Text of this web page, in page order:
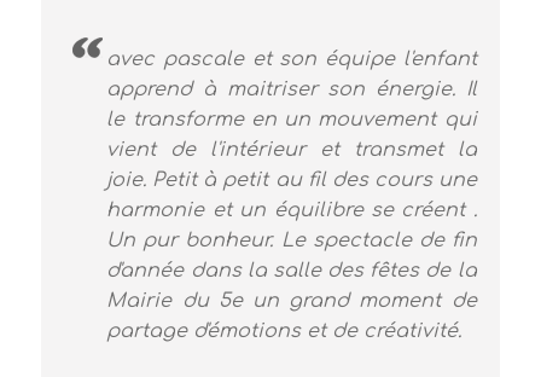
avec pascale et son équipe l'enfant
apprend à maitriser son énergie. Il
le transforme en un mouvement qui
vient de l'intérieur et transmet la
joie. Petit à petit au fil des cours une
harmonie et un équilibre se créent .
Un pur bonheur. Le spectacle de fin
d'année dans la salle des fêtes de la
Mairie du 5e un grand moment de
partage d'émotions et de créativité.